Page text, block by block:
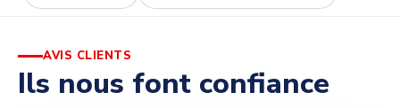
AVIS CLIENTS
Ils nous font confiance